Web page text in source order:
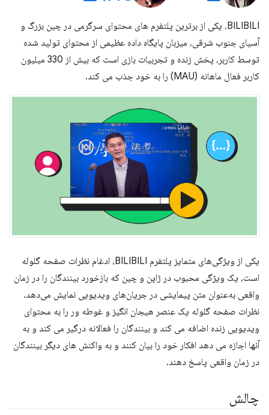
BILIBILI، یکی از برترین پلتفرم های محتوای سرگرمی در چین بزرگ و
آسیای جنوب شرقی، میزبان پایگاه داده عظیمی از محتوای تولید شده
توسط کاربر، پخش زنده و تجربیات بازی است که بیش از 330 میلیون
کاربر فعال ماهانه (MAU) را به خود جذب می کند.
یکی از ویژگی‌های متمایز پلتفرم BILIBILI، ادغام نظرات صفحه گلوله
است، یک ویژگی محبوب در ژاپن و چین که بازخورد بینندگان را در زمان
واقعی به‌عنوان متن پیمایشی در جریان‌های ویدیویی نمایش می‌دهد.
نظرات صفحه گلوله یک عنصر هیجان انگیز و غوطه ور را به محتوای
ویدیویی زنده اضافه می کند و بینندگان را فعالانه درگیر می کند و به
آنها اجازه می دهد افکار خود را بیان کنند و به واکنش های دیگر بینندگان
در زمان واقعی پاسخ دهند.
چالش